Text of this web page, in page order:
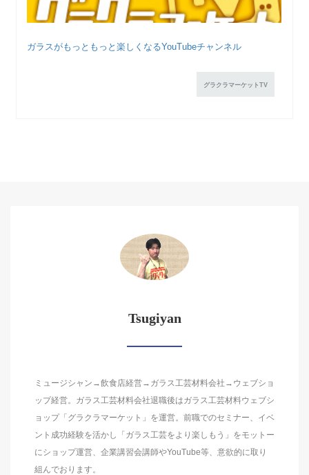
ガラスがもっともっと楽しくなるYouTubeチャンネル
グラクラマーケットTV
Tsugiyan
ミュージシャン→飲食店経営→ガラス工芸材料会社→ウェブショ
ップ経営。ガラス工芸材料会社退職後はガラス工芸材料ウェブシ
ョップ「グラクラマーケット」を運営。前職でのセミナー、イベ
ント成功経験を活かし「ガラス工芸をより楽しもう」をモットー
にショップ運営、企業講習会講師やYouTube等、意欲的に取り
組んでおります。